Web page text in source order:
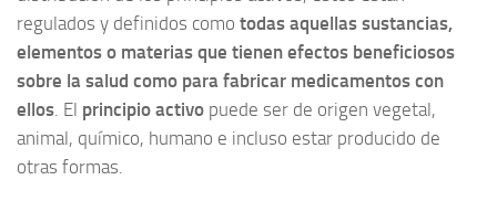
regulados y definidos como todas aquellas sustancias,
elementos o materias que tienen efectos beneficiosos
sobre la salud como para fabricar medicamentos con
ellos . El principio activo puede ser de origen vegetal,
animal, químico, humano e incluso estar producido de
otras formas.